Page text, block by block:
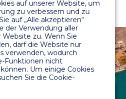
auf unserer Website, um
zu verbessern und zu
auf „Alle akzeptieren“
der Verwendung aller
Website zu. Wenn Sie
darf die Website nur
verwenden, wodurch
Funktionen nicht
Um einige Cookies
Sie die Cookie-